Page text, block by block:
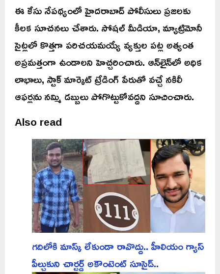
ఈ కేసు నేపథ్యంలో హైదరాబాద్ పోలీసులు ప్రజలకు
కీలక సూచనలు చేశారు. సోషల్ మీడియా, మ్యాట్రిమోనీ
సైట్లలో కొత్తగా పరిచయమయ్యే వ్యక్తుల పట్ల అత్యంత
అప్రమత్తంగా ఉండాలని హెచ్చరించారు. ఆన్‌లైన్‌లో అధిక
లాభాలు, స్టాక్ మార్కెట్ ట్రేడింగ్ పేరుతో వచ్చే నకిలీ
ఆఫర్లను నమ్మి డబ్బులు పోగొట్టుకోవద్దని సూచించారు.
Also read
గదిలోకి మాస్క్ లేకుండా రావొద్దు.. హీలియం గ్యాస్
పీల్చుకుని చార్టర్డ్ అకౌంటెంట్ సూసైడ్..